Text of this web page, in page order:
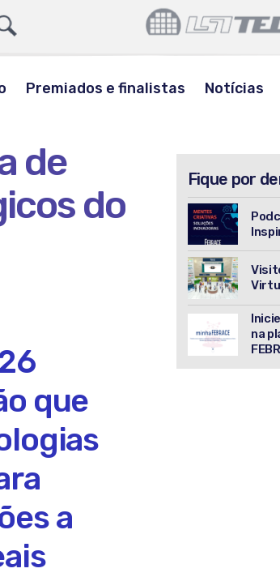
Ícone
Lupa
LSITEC
Premiados e finalistas Notícias
de
do
que
a
Fique por
na